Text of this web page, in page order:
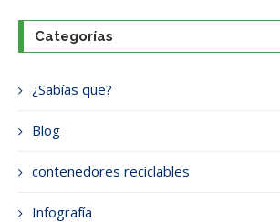
Categorías
¿Sabías que?
Blog
contenedores reciclables
Infografía